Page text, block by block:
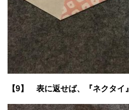
【9】 表に返せば、『ネクタイ